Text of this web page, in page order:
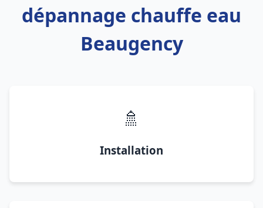
dépannage chauffe eau
Beaugency
🚿
Installation